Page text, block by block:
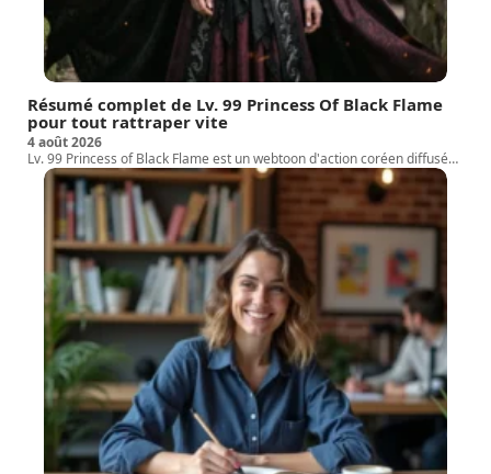
Résumé complet de Lv. 99 Princess Of Black Flame
pour tout rattraper vite
4 août 2026
Lv. 99 Princess of Black Flame est un webtoon d'action coréen diffusé…